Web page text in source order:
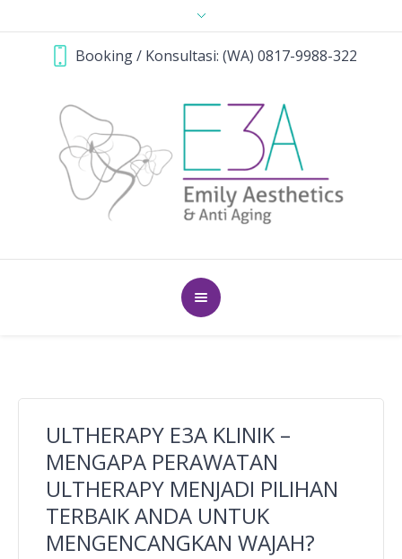
Booking / Konsultasi: (WA) 0817-9988-322
ULTHERAPY E3A KLINIK –
MENGAPA PERAWATAN
ULTHERAPY MENJADI PILIHAN
TERBAIK ANDA UNTUK
MENGENCANGKAN WAJAH?